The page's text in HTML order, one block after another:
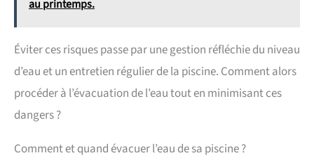
au printemps.
Éviter ces risques passe par une gestion réfléchie du niveau
d’eau et un entretien régulier de la piscine. Comment alors
procéder à l’évacuation de l’eau tout en minimisant ces
dangers ?
Comment et quand évacuer l’eau de sa piscine ?